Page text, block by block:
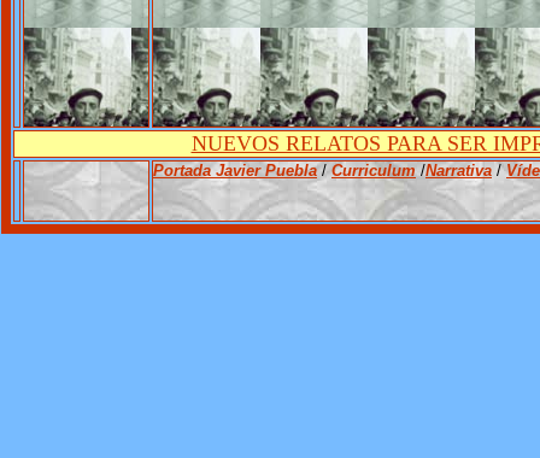
NUEVOS RELATOS PARA SER
Portada Javier Puebla / Curriculum /Narrativa /